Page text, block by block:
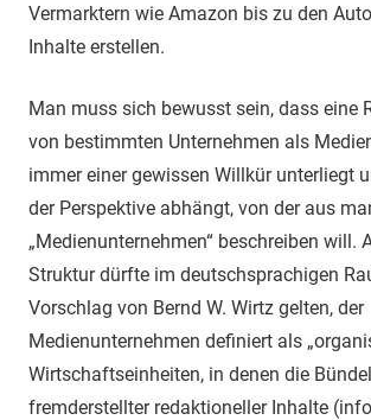
Vermarktern wie Amazon bis zu den
Inhalte erstellen.
Man muss sich bewusst sein, dass eine
von bestimmten Unternehmen als
immer einer gewissen Willkür unterliegt
der Perspektive abhängt, von der aus
„Medienunternehmen“ beschreiben will.
Struktur dürfte im deutschsprachigen
Vorschlag von Bernd W. Wirtz gelten, der
Medienunternehmen definiert als
Wirtschaftseinheiten, in denen die
fremderstellter redaktioneller Inhalte